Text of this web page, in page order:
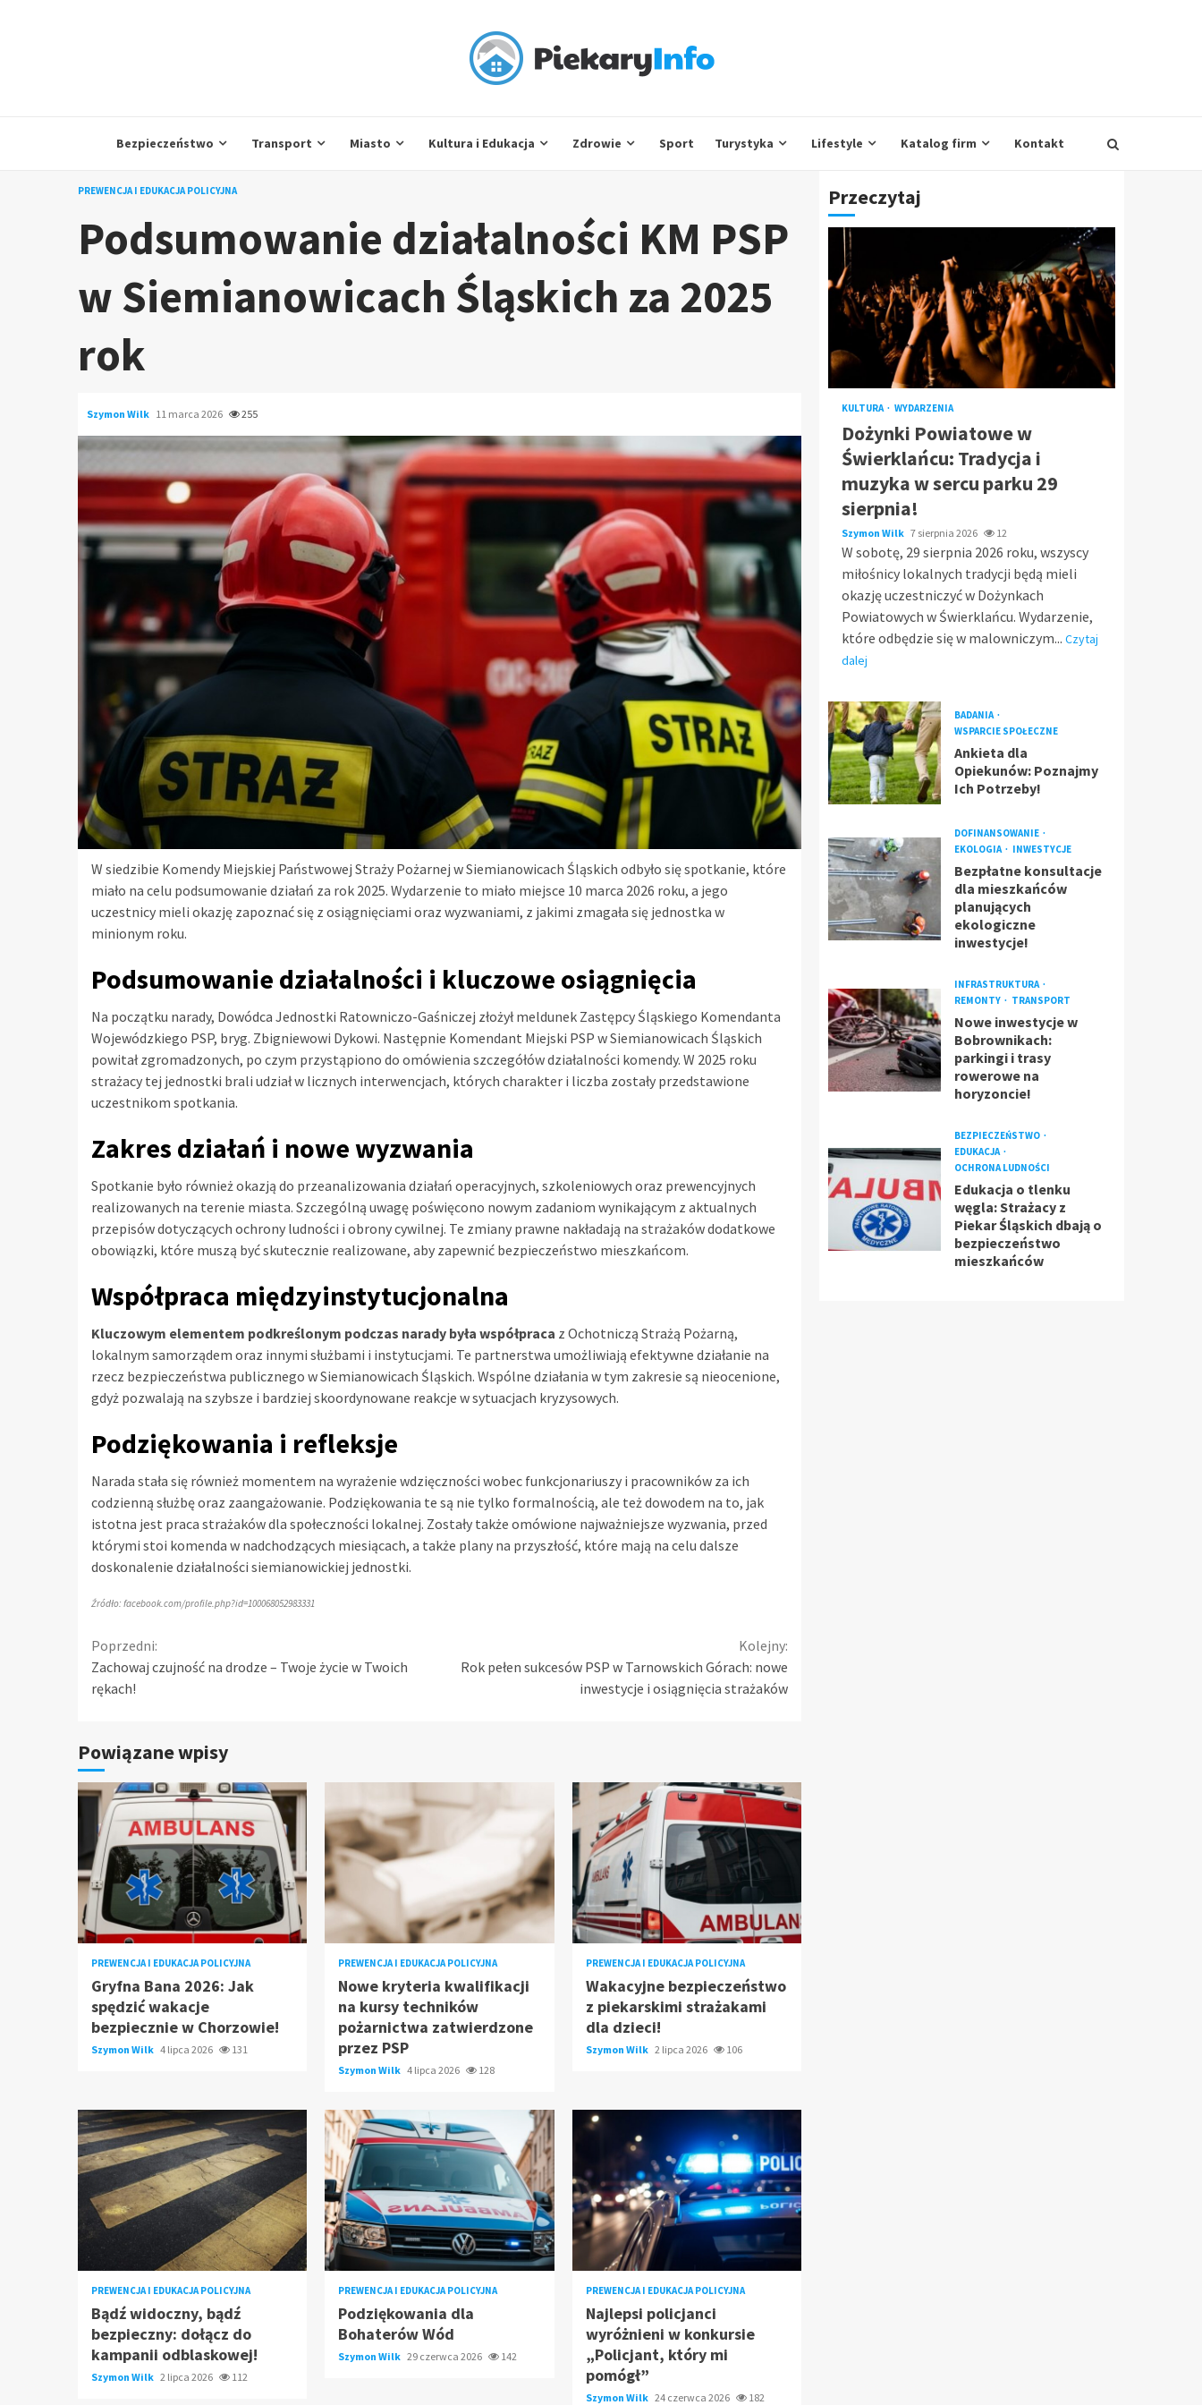
Bezpieczeństwo Transport Miasto Kultura i Edukacja Zdrowie Sport Turystyka Lifestyle Katalog firm Kontakt
PREWENCJA I EDUKACJA POLICYJNA
Podsumowanie działalności KM PSP
w Siemianowicach Śląskich za 2025
rok
Szymon Wilk 11 marca 2026 255
W siedzibie Komendy Miejskiej Państwowej Straży Pożarnej w Siemianowicach Śląskich odbyło się spotkanie, które
miało na celu podsumowanie działań za rok 2025. Wydarzenie to miało miejsce 10 marca 2026 roku, a jego
uczestnicy mieli okazję zapoznać się z osiągnięciami oraz wyzwaniami, z jakimi zmagała się jednostka w
minionym roku.
Podsumowanie działalności i kluczowe osiągnięcia
Na początku narady, Dowódca Jednostki Ratowniczo-Gaśniczej złożył meldunek Zastępcy Śląskiego Komendanta
Wojewódzkiego PSP, bryg. Zbigniewowi Dykowi. Następnie Komendant Miejski PSP w Siemianowicach Śląskich
powitał zgromadzonych, po czym przystąpiono do omówienia szczegółów działalności komendy. W 2025 roku
strażacy tej jednostki brali udział w licznych interwencjach, których charakter i liczba zostały przedstawione
uczestnikom spotkania.
Zakres działań i nowe wyzwania
Spotkanie było również okazją do przeanalizowania działań operacyjnych, szkoleniowych oraz prewencyjnych
realizowanych na terenie miasta. Szczególną uwagę poświęcono nowym zadaniom wynikającym z aktualnych
przepisów dotyczących ochrony ludności i obrony cywilnej. Te zmiany prawne nakładają na strażaków dodatkowe
obowiązki, które muszą być skutecznie realizowane, aby zapewnić bezpieczeństwo mieszkańcom.
Współpraca międzyinstytucjonalna
Kluczowym elementem podkreślonym podczas narady była współpraca z Ochotniczą Strażą Pożarną,
lokalnym samorządem oraz innymi służbami i instytucjami. Te partnerstwa umożliwiają efektywne działanie na
rzecz bezpieczeństwa publicznego w Siemianowicach Śląskich. Wspólne działania w tym zakresie są nieocenione,
gdyż pozwalają na szybsze i bardziej skoordynowane reakcje w sytuacjach kryzysowych.
Podziękowania i refleksje
Narada stała się również momentem na wyrażenie wdzięczności wobec funkcjonariuszy i pracowników za ich
codzienną służbę oraz zaangażowanie. Podziękowania te są nie tylko formalnością, ale też dowodem na to, jak
istotna jest praca strażaków dla społeczności lokalnej. Zostały także omówione najważniejsze wyzwania, przed
którymi stoi komenda w nadchodzących miesiącach, a także plany na przyszłość, które mają na celu dalsze
doskonalenie działalności siemianowickiej jednostki.
Źródło: facebook.com/profile.php?id=100068052983331
Continue
Reading
Poprzedni:
Zachowaj czujność na drodze – Twoje życie w Twoich
rękach!
Kolejny:
Rok pełen sukcesów PSP w Tarnowskich Górach: nowe
inwestycje i osiągnięcia strażaków
Powiązane wpisy
PREWENCJA I EDUKACJA POLICYJNA
Gryfna Bana 2026: Jak
spędzić wakacje
bezpiecznie w Chorzowie!
Szymon Wilk 4 lipca 2026 131
PREWENCJA I EDUKACJA POLICYJNA
Nowe kryteria kwalifikacji
na kursy techników
pożarnictwa zatwierdzone
przez PSP
Szymon Wilk 4 lipca 2026 128
PREWENCJA I EDUKACJA POLICYJNA
Wakacyjne bezpieczeństwo
z piekarskimi strażakami
dla dzieci!
Szymon Wilk 2 lipca 2026 106
PREWENCJA I EDUKACJA POLICYJNA
Bądź widoczny, bądź
bezpieczny: dołącz do
kampanii odblaskowej!
Szymon Wilk 2 lipca 2026 112
PREWENCJA I EDUKACJA POLICYJNA
Podziękowania dla
Bohaterów Wód
Szymon Wilk 29 czerwca 2026 142
PREWENCJA I EDUKACJA POLICYJNA
Najlepsi policjanci
wyróżnieni w konkursie
„Policjant, który mi
pomógł”
Szymon Wilk 24 czerwca 2026 182
Przeczytaj
KULTURA WYDARZENIA
Dożynki Powiatowe w
Świerklańcu: Tradycja i
muzyka w sercu parku 29
sierpnia!
Szymon Wilk 7 sierpnia 2026 12
W sobotę, 29 sierpnia 2026 roku, wszyscy
miłośnicy lokalnych tradycji będą mieli
okazję uczestniczyć w Dożynkach
Powiatowych w Świerklańcu. Wydarzenie,
które odbędzie się w malowniczym... Czytaj
dalej
BADANIA
WSPARCIE SPOŁECZNE
Ankieta dla
Opiekunów: Poznajmy
Ich Potrzeby!
DOFINANSOWANIE
EKOLOGIA
INWESTYCJE
Bezpłatne konsultacje
dla mieszkańców
planujących
ekologiczne
inwestycje!
INFRASTRUKTURA
REMONTY
TRANSPORT
Nowe inwestycje w
Bobrownikach:
parkingi i trasy
rowerowe na
horyzoncie!
BEZPIECZEŃSTWO
EDUKACJA
OCHRONA LUDNOŚCI
Edukacja o tlenku
węgla: Strażacy z
Piekar Śląskich dbają o
bezpieczeństwo
mieszkańców